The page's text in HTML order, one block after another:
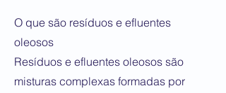
O que são resíduos e efluentes
oleosos
Resíduos e efluentes oleosos são
misturas complexas formadas por